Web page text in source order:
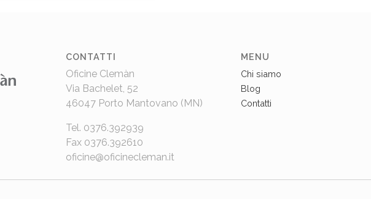
CONTATTI
Oficine Clemàn
Via Bachelet, 52
46047 Porto Mantovano (MN)
Tel. 0376.392939
Fax 0376.392610
oficine@oficinecleman.it
MENU
Chi siamo
Blog
Contatti